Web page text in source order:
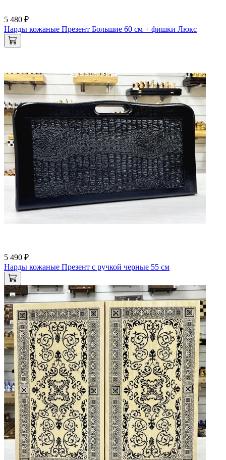
5 480 ₽
Нарды кожаные Презент Большие 60 см + фишки Люкс
5 490 ₽
Нарды кожаные Презент с ручкой черные 55 см